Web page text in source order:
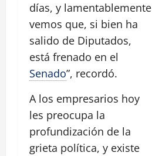
días, y lamentablemente
vemos que, si bien ha
salido de Diputados,
está frenado en el
Senado”, recordó.
A los empresarios hoy
les preocupa la
profundización de la
grieta política, y existe